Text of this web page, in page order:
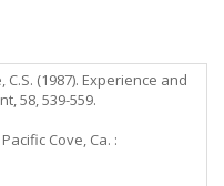
C.S. (1987). Experience and
58, 539-559.
Cove, Ca. :